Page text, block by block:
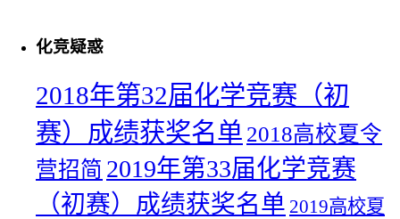
化竞疑惑
2018年第32届化学竞赛（初
赛）成绩获奖名单 2018高校夏令
营招简 2019年第33届化学竞赛
（初赛）成绩获奖名单 2019高校夏